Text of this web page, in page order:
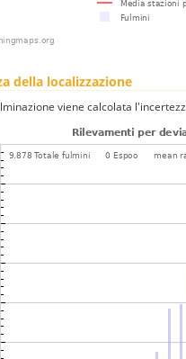
della localizzazione
viene calcolata